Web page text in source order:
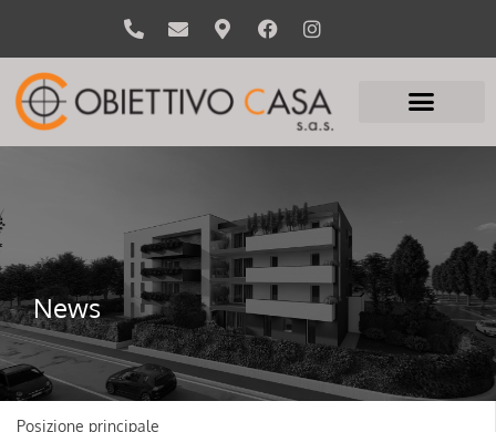
News
Posizione principale